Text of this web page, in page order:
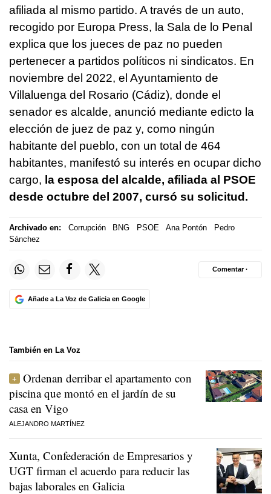
afiliada al mismo partido. A través de un auto,
recogido por Europa Press, la Sala de lo Penal
explica que los jueces de paz no pueden
pertenecer a partidos políticos ni sindicatos. En
noviembre del 2022, el Ayuntamiento de
Villaluenga del Rosario (Cádiz), donde el
senador es alcalde, anunció mediante edicto la
elección de juez de paz y, como ningún
habitante del pueblo, con un total de 464
habitantes, manifestó su interés en ocupar dicho
cargo, la esposa del alcalde, afiliada al PSOE
desde octubre del 2007, cursó su solicitud.
Archivado en: Corrupción BNG PSOE Ana Pontón
Pedro
Sánchez
Añade a La Voz de Galicia en Google
Comentar ·
También en La Voz
Ordenan derribar el apartamento con
piscina que montó en el jardín de su
casa en Vigo
ALEJANDRO MARTÍNEZ
Xunta, Confederación de Empresarios y
UGT firman el acuerdo para reducir las
bajas laborales en Galicia